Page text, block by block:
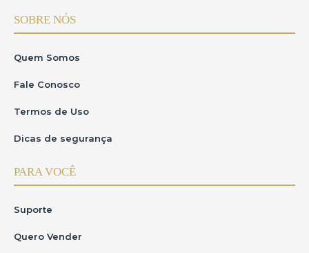
SOBRE NÓS
Quem Somos
Fale Conosco
Termos de Uso
Dicas de segurança
PARA VOCÊ
Suporte
Quero Vender